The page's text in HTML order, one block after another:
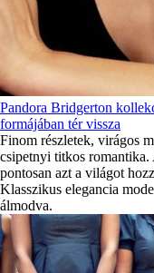
Pandora Bridgerton
formájában tér vissza
Finom részletek, virágos
csipetnyi titkos
pontosan azt a világot
Klasszikus elegancia
álmodva.